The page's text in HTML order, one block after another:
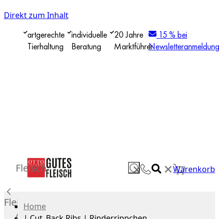
Direkt zum Inhalt
artgerechte
Tierhaltung
individuelle
Beratung
20 Jahre
Marktführer
15 % bei
Newsletteranmeldung
✕ ✕Warenkorb
Fleisch
Fleisch
Alle
Home